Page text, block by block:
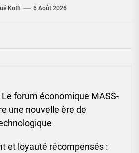
Koffi 6 Août 2026
Le forum économique MASS-
une nouvelle ère de
et loyauté récompensés :